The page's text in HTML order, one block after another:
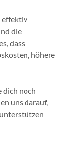
effektiv
die
dass
höhere
dich noch
uns darauf,